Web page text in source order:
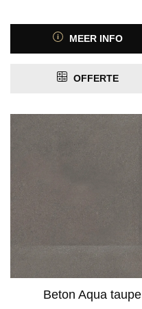
Product Motief
Product Antislip
Product Antistatisch
(8)
MEER INFO
OFFERTE
Beton Aqua taupe